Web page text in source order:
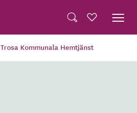
Trosa Kommunala Hemtjänst
Translate